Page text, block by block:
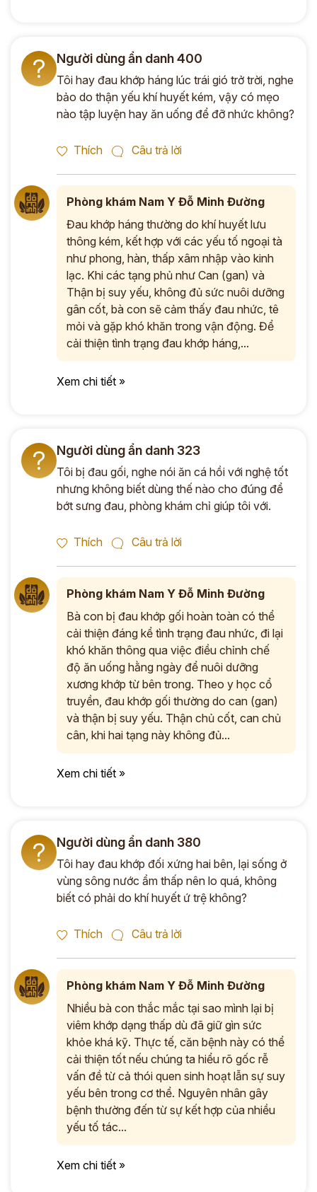
? Người dùng ẩn danh 400
Tôi hay đau khớp háng lúc trái gió trở trời, nghe
bảo do thận yếu khí huyết kém, vậy có mẹo
nào tập luyện hay ăn uống để đỡ nhức không?
Thích Câu trả lời
Phòng khám Nam Y Đỗ Minh Đường
Đau khớp háng thường do khí huyết lưu
thông kém, kết hợp với các yếu tố ngoại tà
như phong, hàn, thấp xâm nhập vào kinh
lạc. Khi các tạng phủ như Can (gan) và
Thận bị suy yếu, không đủ sức nuôi dưỡng
gân cốt, bà con sẽ cảm thấy đau nhức, tê
mỏi và gặp khó khăn trong vận động. Để
cải thiện tình trạng đau khớp háng,...
Xem chi tiết »
? Người dùng ẩn danh 323
Tôi bị đau gối, nghe nói ăn cá hồi với nghệ tốt
nhưng không biết dùng thế nào cho đúng để
bớt sưng đau, phòng khám chỉ giúp tôi với.
Thích Câu trả lời
Phòng khám Nam Y Đỗ Minh Đường
Bà con bị đau khớp gối hoàn toàn có thể
cải thiện đáng kể tình trạng đau nhức, đi lại
khó khăn thông qua việc điều chỉnh chế
độ ăn uống hằng ngày để nuôi dưỡng
xương khớp từ bên trong. Theo y học cổ
truyền, đau khớp gối thường do can (gan)
và thận bị suy yếu. Thận chủ cốt, can chủ
cân, khi hai tạng này không đủ...
Xem chi tiết »
? Người dùng ẩn danh 380
Tôi hay đau khớp đối xứng hai bên, lại sống ở
vùng sông nước ẩm thấp nên lo quá, không
biết có phải do khí huyết ứ trệ không?
Thích Câu trả lời
Phòng khám Nam Y Đỗ Minh Đường
Nhiều bà con thắc mắc tại sao mình lại bị
viêm khớp dạng thấp dù đã giữ gìn sức
khỏe khá kỹ. Thực tế, căn bệnh này có thể
cải thiện tốt nếu chúng ta hiểu rõ gốc rễ
vấn đề từ cả thói quen sinh hoạt lẫn sự suy
yếu bên trong cơ thể. Nguyên nhân gây
bệnh thường đến từ sự kết hợp của nhiều
yếu tố tác...
Xem chi tiết »